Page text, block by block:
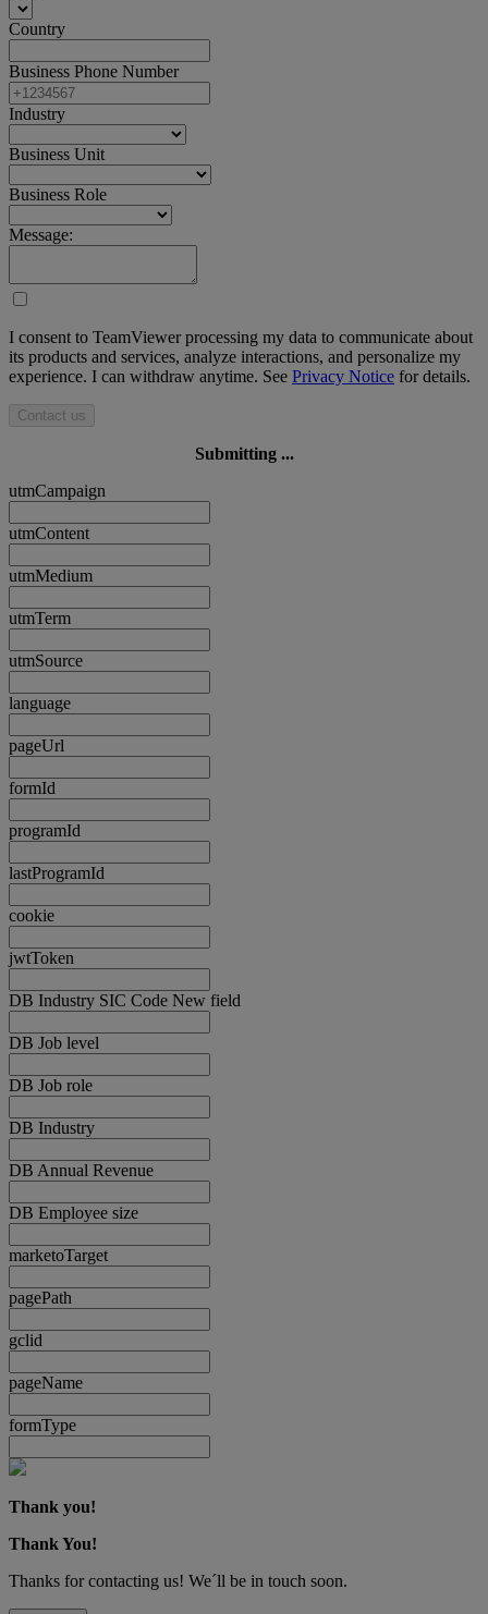
Country
Business Phone Number
Industry
Business Unit
Business Role
Message:
I consent to TeamViewer processing my data to communicate about
its products and services, analyze interactions, and personalize my
experience. I can withdraw anytime. See Privacy Notice for details.
Contact us
Submitting ...
utmCampaign
utmContent
utmMedium
utmTerm
utmSource
language
pageUrl
formId
programId
lastProgramId
cookie
jwtToken
DB Industry SIC Code New field
DB Job level
DB Job role
DB Industry
DB Annual Revenue
DB Employee size
marketoTarget
pagePath
gclid
pageName
formType
Thank you!
Thank You!
Thanks for contacting us! We´ll be in touch soon.